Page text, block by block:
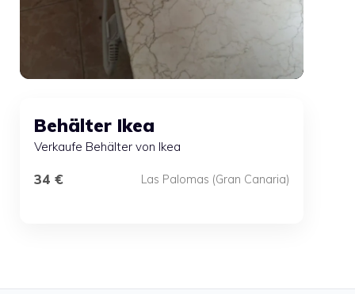
Behälter Ikea
Verkaufe Behälter von Ikea
34 € Las Palomas (Gran Canaria)